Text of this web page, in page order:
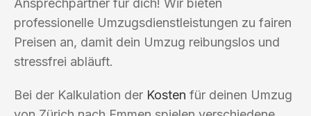
Ansprechpartner für dich! Wir bieten
professionelle Umzugsdienstleistungen zu fairen
Preisen an, damit dein Umzug reibungslos und
stressfrei abläuft.
Bei der Kalkulation der Kosten für deinen Umzug